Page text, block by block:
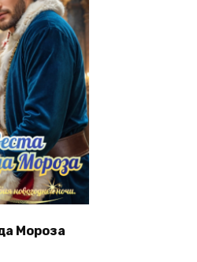
Мороза